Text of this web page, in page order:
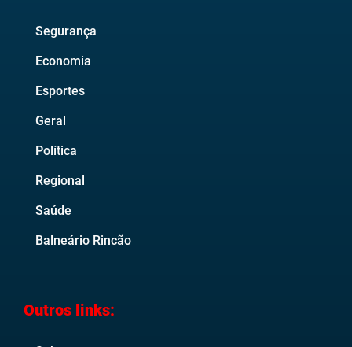
Segurança
Economia
Esportes
Geral
Política
Regional
Saúde
Balneário Rincão
Outros links: